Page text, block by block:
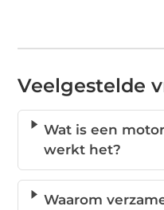
Veelgestelde
Wat is een
werkt het?
Waarom